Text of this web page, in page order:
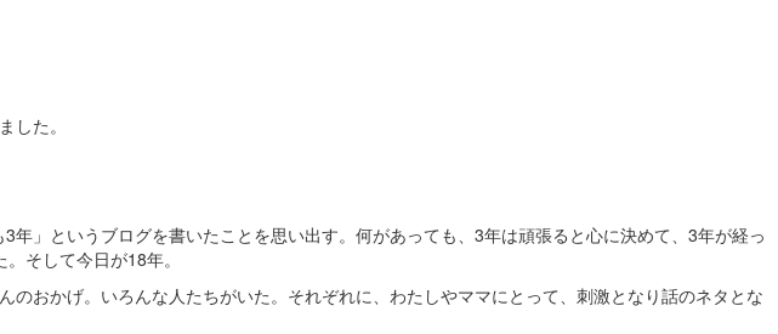
した。
」というブログを書いたことを思い出す。何があっても、3年は頑張ると心に決めて、3年が経っ
そして今日が18年。
おかげ。いろんな人たちがいた。それぞれに、わたしやママにとって、刺激となり話のネタとな